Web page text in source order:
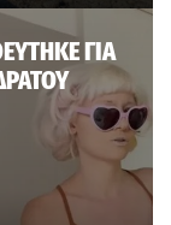
ΓΙΑ